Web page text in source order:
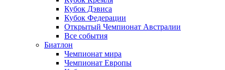
Кубок Дэвиса
Кубок Федерации
Открытый Чемпионат Австралии
Все события
Биатлон
Чемпионат мира
Чемпионат Европы